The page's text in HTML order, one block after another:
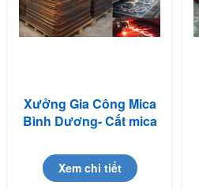
Xưởng Gia Công Mica
Bình Dương- Cắt mica
Xem chi tiết